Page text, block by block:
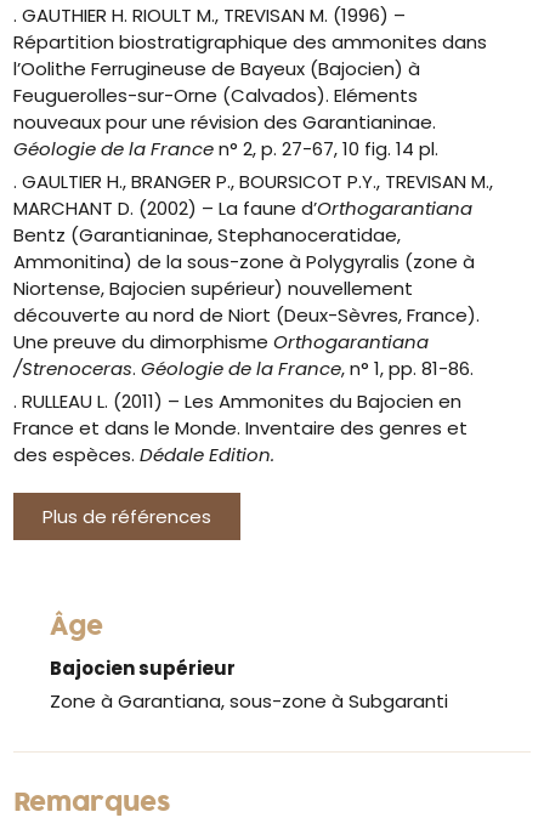
. GAUTHIER H. RIOULT M., TREVISAN M. (1996) –
Répartition biostratigraphique des ammonites dans
l’Oolithe Ferrugineuse de Bayeux (Bajocien) à
Feuguerolles-sur-Orne (Calvados). Eléments
nouveaux pour une révision des Garantianinae.
Géologie de la Francen° 2, p. 27-67, 10 fig. 14 pl.
. GAULTIER H., BRANGER P., BOURSICOT P.Y., TREVISAN M.,
MARCHANT D. (2002) –La faune d’Orthogarantiana
Bentz (Garantianinae, Stephanoceratidae,
Ammonitina) de la sous-zone à Polygyralis (zone à
Niortense, Bajocien supérieur) nouvellement
découverte au nord de Niort (Deux-Sèvres, France).
Une preuve du dimorphismeOrthogarantiana
/Strenoceras.Géologie de la France, n° 1, pp. 81-86.
. RULLEAU L. (2011) – Les Ammonites du Bajocien en
France et dans le Monde. Inventaire des genres et
des espèces. Dédale Edition.
Plus de références
Âge
Bajocien supérieur
Zone à Garantiana, sous-zone à Subgaranti
Remarques